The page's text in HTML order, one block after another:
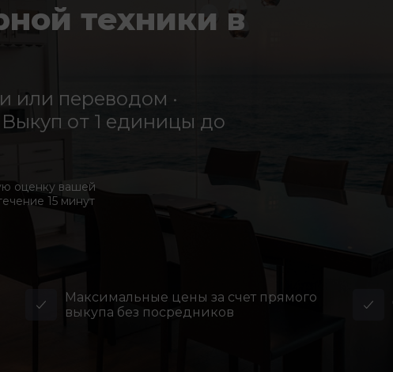
техники в
или переводом ·
от 1 единицы до
оценку вашей
15 минут
Максимальные цены за счет прямого
выкупа без посредников